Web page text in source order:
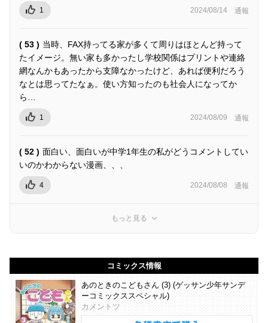
1 2024/08/14 通報
( 53 ) 当時、FAX持ってる家が多くて周りはほとんど持って
たイメージ。無い家も多かったし学校関係はプリントや連絡
網なんかもあったから支障なかったけど、あれば便利だろう
なとは思ってたなぁ。使い方知ったのも社会人になってか
ら…
1 2024/08/09 通報
( 52 ) 面白い、面白いが中学1年生の私がどうコメントしてい
いのかわからない漫画、、、
4 2024/08/08 通報
もっと見る
コミックス情報
あのときのこどもさん (3) (ゲッサン少年サンデ
ーコミックススペシャル)
カメントツ